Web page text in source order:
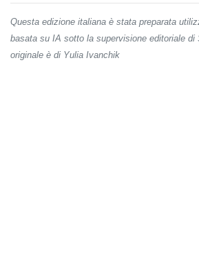
Questa edizione italiana è stata preparata
basata su IA sotto la supervisione editoriale di
originale è di Yulia Ivanchik